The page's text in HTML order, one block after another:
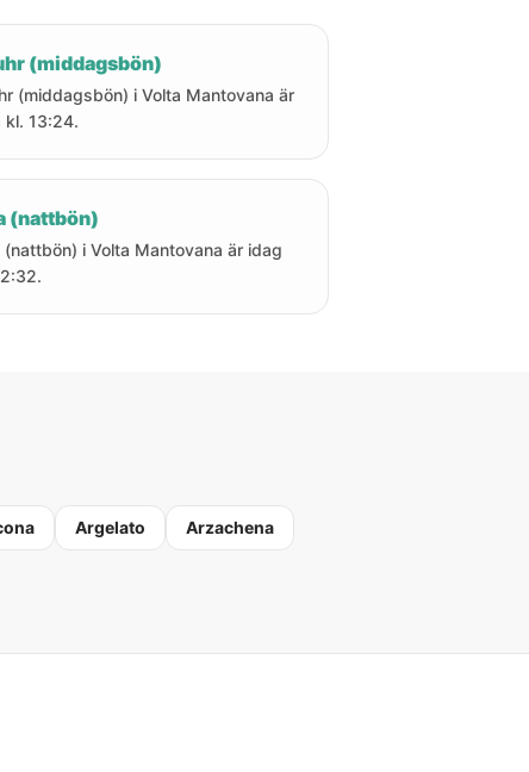
(middagsbön)
(middagsbön) i Volta Mantovana är
kl. 13:24.
(nattbön)
(nattbön) i Volta Mantovana är idag
Argelato Arzachena